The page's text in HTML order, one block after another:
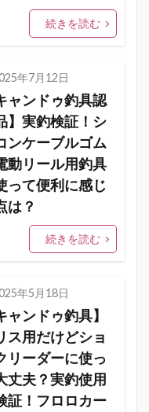
続きを読む
年7月12日
ャンドゥ釣具認
】実釣検証！シ
ンケーブルゴム
動リール用釣具
って便利に感じ
は？
続きを読む
年5月18日
ャンドゥ釣具】
ス用だけどショ
リーダーに使っ
丈夫？実釣使用
証！フロロカー